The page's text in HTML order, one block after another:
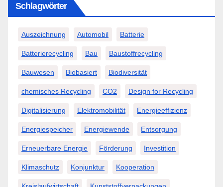
Schlagwörter
Auszeichnung Automobil Batterie
Batterierecycling Bau Baustoffrecycling
Bauwesen Biobasiert Biodiversität
chemisches Recycling CO2 Design for Recycling
Digitalisierung Elektromobilität Energieeffizienz
Energiespeicher Energiewende Entsorgung
Erneuerbare Energie Förderung Investition
Klimaschutz Konjunktur Kooperation